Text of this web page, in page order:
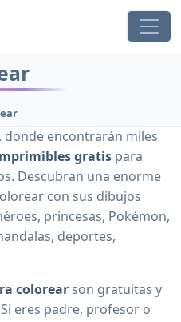
donde encontrarán miles
gratis para
Descubran una enorme
con sus dibujos
princesas, Pokémon,
deportes,
colorear son gratuitas y
eres padre, profesor o